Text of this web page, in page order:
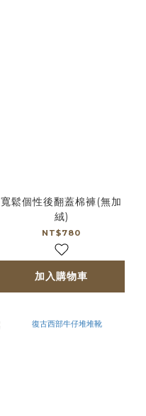
寬鬆個性後翻蓋棉褲(無加
絨)
NT$780
加入購物車